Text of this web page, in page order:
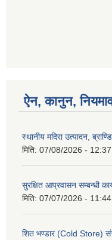
ऐन, कानुन,
स्थानीय मदिरा उत्पादन,
मिति: 07/08/2026 - 12:37
सुरक्षित आप्रवासन सम्बन्धी
मिति: 07/07/2026 - 11:44
शित भण्डार (Cold Store)